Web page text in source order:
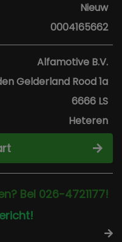
Nieuw
0004165662
Alfamotive B.V.
Gelderland Rood 1a
6666 LS
Heteren
Bel 026-4721177!